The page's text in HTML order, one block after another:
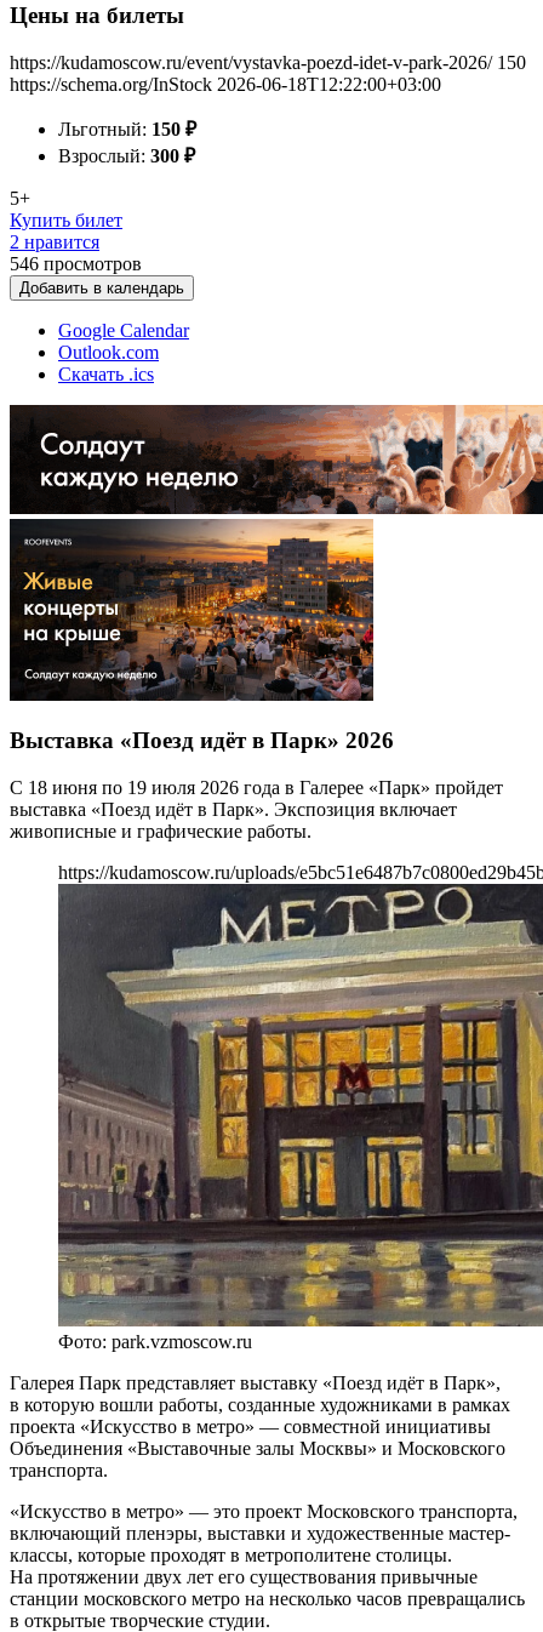
Цены на билеты
https://kudamoscow.ru/event/vystavka-poezd-idet-v-park-2026/ 150
https://schema.org/InStock 2026-06-18T12:22:00+03:00
Льготный: 150 ₽
Взрослый: 300 ₽
5+
Купить билет
2 нравится
546 просмотров
Добавить в календарь
Google Calendar
Outlook.com
Скачать .ics
Выставка «Поезд идёт в Парк» 2026
С 18 июня по 19 июля 2026 года в Галерее «Парк» пройдет
выставка «Поезд идёт в Парк». Экспозиция включает
живописные и графические работы.
https://kudamoscow.ru/uploads/
Фото: park.vzmoscow.ru
Галерея Парк представляет выставку «Поезд идёт в Парк»,
в которую вошли работы, созданные художниками в рамках
проекта «Искусство в метро» — совместной инициативы
Объединения «Выставочные залы Москвы» и Московского
транспорта.
«Искусство в метро» — это проект Московского транспорта,
включающий пленэры, выставки и художественные мастер-
классы, которые проходят в метрополитене столицы.
На протяжении двух лет его существования привычные
станции московского метро на несколько часов превращались
в открытые творческие студии.